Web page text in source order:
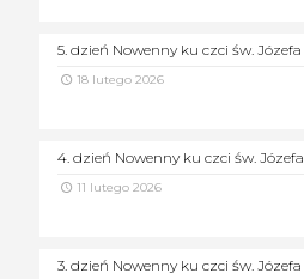
5. dzień Nowenny ku czci św. Józefa
18 lutego 2026
4. dzień Nowenny ku czci św. Józefa
11 lutego 2026
3. dzień Nowenny ku czci św. Józefa